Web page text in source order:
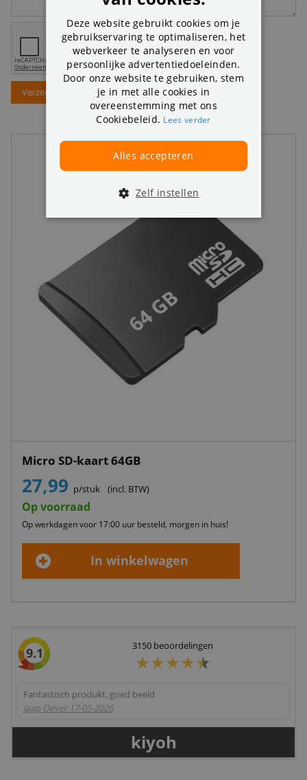
Verzenden
Micro SD-kaart 64GB
27,99 p/stuk (incl. BTW)
Op voorraad
Op werkdagen voor 17:00 uur besteld, morgen in huis!
In winkelwagen
9.1 3150 beoordelingen
Fantastisch produkt, goed beeld
Jaap Oever 17-05-2026
kiyoh
Deze website gebruikt cookies om je
gebruikservaring te optimaliseren, het
webverkeer te analyseren en voor
persoonlijke advertentiedoeleinden.
Door onze website te gebruiken, stem
je in met alle cookies in
overeenstemming met ons
Cookiebeleid. Lees verder
Alles accepteren
Zelf instellen